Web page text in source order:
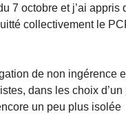
7 octobre et j’ai appris
collectivement le
de non ingérence
dans les choix
un peu plus isolée